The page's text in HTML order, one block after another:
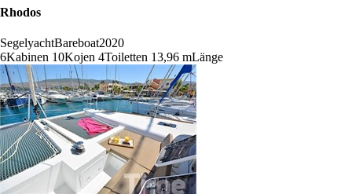
Rhodos
SegelyachtBareboat2020
6Kabinen 10Kojen 4Toiletten 13,96 mLänge